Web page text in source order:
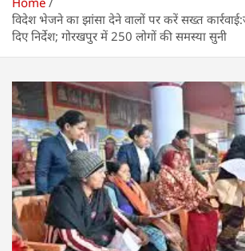
विदेश भेजने का झांसा देने वालों पर करें सख्त
दिए निर्देश; गोरखपुर में 250 लोगों की समस्या सुनी